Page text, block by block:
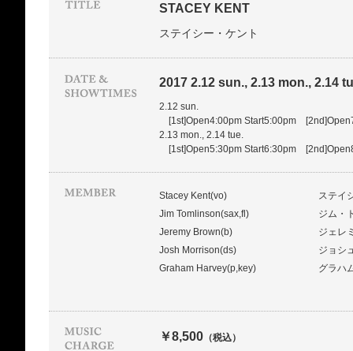
STACEY KENT
ステイシー・ケント
2017 2.12 sun., 2.13 mon., 2.14
2.12 sun.
[1st]Open4:00pm Start5:00pm
2.13 mon., 2.14 tue.
[1st]Open5:30pm Start6:30pm
Stacey Kent(vo)
ステイ
Jim Tomlinson(sax,fl)
ジム・
Jeremy Brown(b)
ジェレ
Josh Morrison(ds)
ジョシ
Graham Harvey(p,key)
グラハ
￥8,500 （税込）